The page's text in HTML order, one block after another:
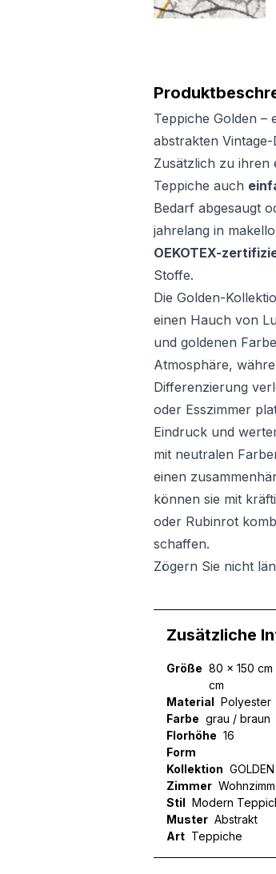
Teppiche Golden –
abstrakten
Zusätzlich zu ihren
Teppiche auch
Bedarf abgesaugt
jahrelang in
OEKOTEX-
Stoffe.
Die Golden-
einen Hauch von
und goldenen
Atmosphäre,
Differenzierung
oder Esszimmer
Eindruck und
mit neutralen
einen
können sie mit
oder Rubinrot
schaffen.
Zögern Sie nicht
Zusätzliche
Größe 80 x 150
cm
Material Polyester
Farbe grau / braun
Florhöhe 16
Form
Kollektion GOLDEN
Zimmer
Stil Modern
Muster Abstrakt
Art Teppiche